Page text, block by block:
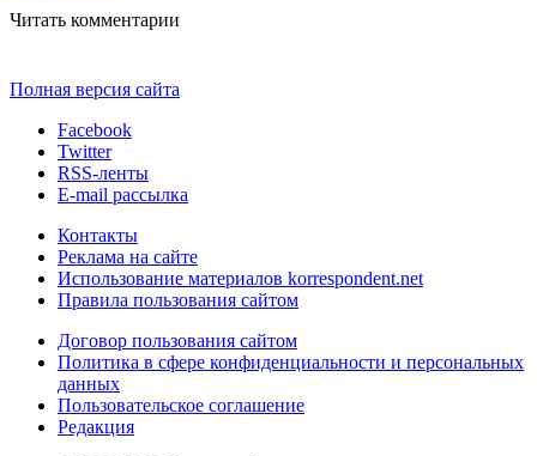
Читать комментарии
Полная версия сайта
Facebook
Twitter
RSS-ленты
E-mail рассылка
Контакты
Реклама на сайте
Использование материалов korrespondent.net
Правила пользования сайтом
Договор пользования сайтом
Политика в сфере конфиденциальности и персональных
данных
Пользовательское соглашение
Редакция